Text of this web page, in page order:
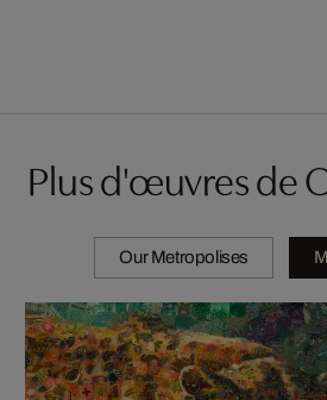
Plus d'œuvres de
Our Metropolises